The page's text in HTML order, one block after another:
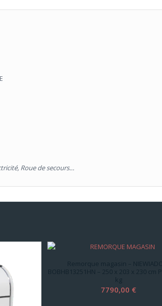
Roue de secours…
Remorque magasin –
BOBHB13251HN – 250 x 203 x 230 cm
kg
7790,00 €